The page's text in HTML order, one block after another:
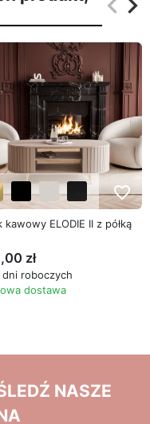
favorite_border
kawowy ELODIE II z półką
zł
dni roboczych
dostawa
NASZE